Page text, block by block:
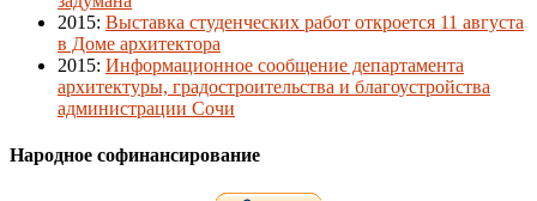
2015: Выставка студенческих работ откроется 11 августа
в Доме архитектора
2015: Информационное сообщение департамента
архитектуры, градостроительства и благоустройства
администрации Сочи
Народное софинансирование